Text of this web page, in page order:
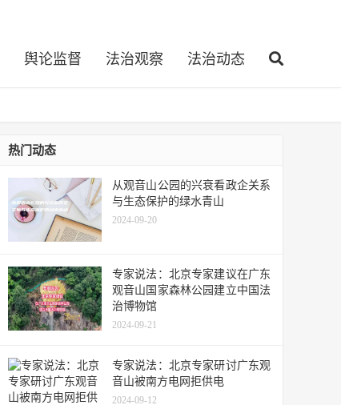
舆论监督 法治观察 法治动态
热门动态
从观音山公园的兴衰看政企关系
与生态保护的绿水青山
2024-09-20
专家说法：北京专家建议在广东
观音山国家森林公园建立中国法
治博物馆
2024-09-21
专家说法：北京专家研讨广东观
音山被南方电网拒供电
2024-09-12